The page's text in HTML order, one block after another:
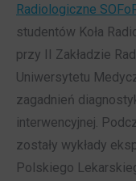
Radiologiczne
studentów Koła
przy II Zakładzie
Uniwersytetu
zagadnień
interwencyjnej.
zostały wykłady
Polskiego